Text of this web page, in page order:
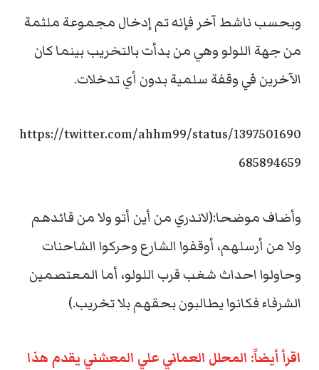
وبحسب ناشط آخر فإنه تم إدخال مجموعة ملثمة
من جهة اللولو وهي من بدأت بالتخريب بينما كان
الآخرين في وقفة سلمية بدون أي تدخلات.
https://twitter.com/ahhm99/status/1397501690
685894659
وأضاف موضحا:(لاندري من أين أتو ولا من قائدهم
ولا من أرسلهم، أوقفوا الشارع وحركوا الشاحنات
وحاولوا احداث شغب قرب اللولو، أما المعتصمين
الشرفاء فكانوا يطالبون بحقهم بلا تخريب.)
اقرأ أيضاً: المحلل العماني علي المعشني يقدم هذا